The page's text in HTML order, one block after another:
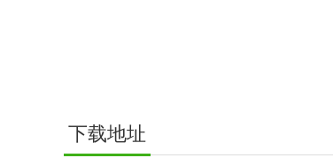
下载地址